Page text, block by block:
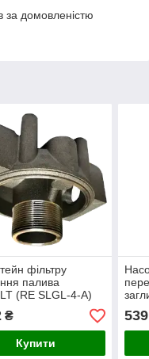
за домовленістю
фільтру
палива
(RE SLGL-4-A)
₴
Купити
539